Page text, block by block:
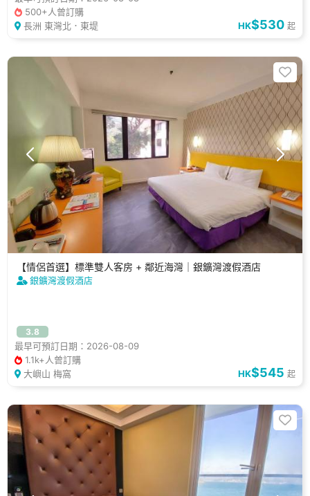
500+人曾訂購
長洲 東灣北．東堤
HK$530 起
【情侶首選】標準雙人客房 + 鄰近海灣｜銀鑛灣渡假酒店
銀鑛灣渡假酒店
3.8
最早可預訂日期：2026-08-09
1.1k+人曾訂購
大嶼山 梅窩
HK$545 起